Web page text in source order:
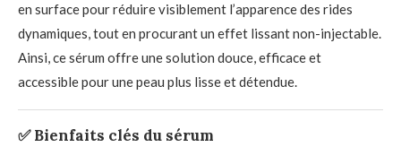
en surface pour réduire visiblement l’apparence des rides
dynamiques, tout en procurant un effet lissant non-injectable.
Ainsi, ce sérum offre une solution douce, efficace et
accessible pour une peau plus lisse et détendue.
✅ Bienfaits clés du sérum